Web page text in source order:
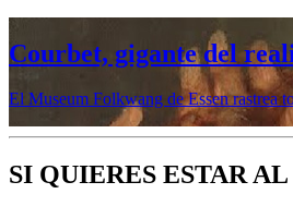
Courbet, gigante del
El Museum Folkwang de Essen rastrea
SI QUIERES ESTAR